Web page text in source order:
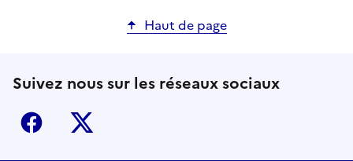
Haut de page
Suivez nous sur les réseaux sociaux
Facebook